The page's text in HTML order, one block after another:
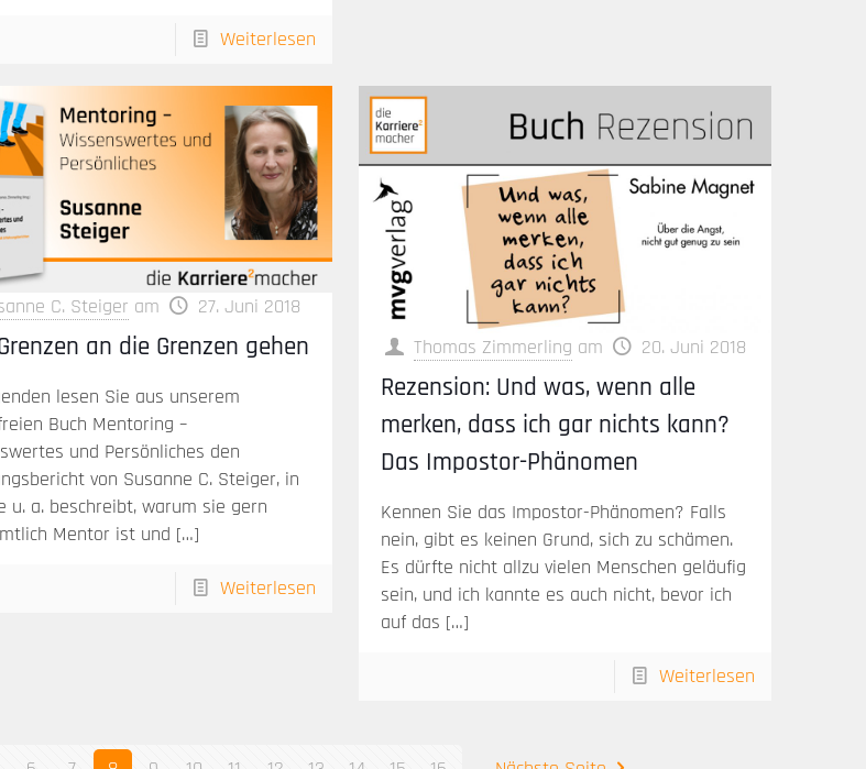
Weiterlesen
C. Steiger am 27. Juni 2018
an die Grenzen gehen
lesen Sie aus unserem
Buch Mentoring –
und Persönliches den
von Susanne C. Steiger, in
u. a. beschreibt, warum sie gern
Mentor ist und […]
Weiterlesen
Thomas Zimmerling am 20. Juni 2018
Rezension: Und was, wenn alle
merken, dass ich gar nichts kann?
Das Impostor-Phänomen
Kennen Sie das Impostor-Phänomen? Falls
nein, gibt es keinen Grund, sich zu schämen.
Es dürfte nicht allzu vielen Menschen geläufig
sein, und ich kannte es auch nicht, bevor ich
auf das […]
Weiterlesen